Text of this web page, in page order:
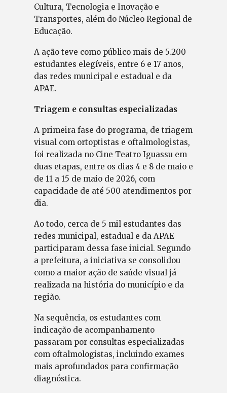
Cultura, Tecnologia e Inovação e
Transportes, além do Núcleo Regional de
Educação.
A ação teve como público mais de 5.200
estudantes elegíveis, entre 6 e 17 anos,
das redes municipal e estadual e da
APAE.
Triagem e consultas especializadas
A primeira fase do programa, de triagem
visual com ortoptistas e oftalmologistas,
foi realizada no Cine Teatro Iguassu em
duas etapas, entre os dias 4 e 8 de maio e
de 11 a 15 de maio de 2026, com
capacidade de até 500 atendimentos por
dia.
Ao todo, cerca de 5 mil estudantes das
redes municipal, estadual e da APAE
participaram dessa fase inicial. Segundo
a prefeitura, a iniciativa se consolidou
como a maior ação de saúde visual já
realizada na história do município e da
região.
Na sequência, os estudantes com
indicação de acompanhamento
passaram por consultas especializadas
com oftalmologistas, incluindo exames
mais aprofundados para confirmação
diagnóstica.